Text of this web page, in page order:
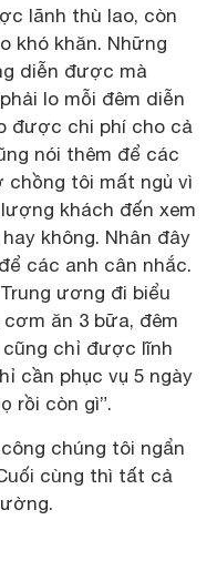
lãnh thù lao, còn
khó khăn. Những
diễn được mà
lo mỗi đêm diễn
được chi phí cho cả
nói thêm để các
chồng tôi mất ngủ vì
khách đến xem
không. Nhân đây
các anh cân nhắc.
ương đi biểu
ăn 3 bữa, đêm
chỉ được lĩnh
cần phục vụ 5 ngày
rồi còn gì”.
chúng tôi ngẩn
cùng thì tất cả